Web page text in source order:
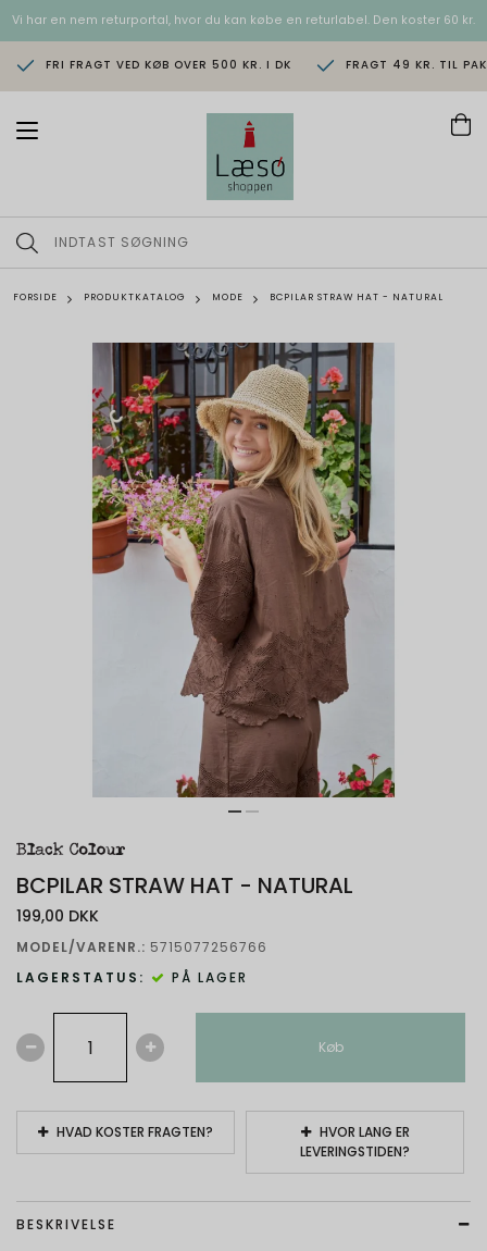
Vi har en nem returportal, hvor du kan købe en returlabel. Den koster 60 kr.
FRI FRAGT VED KØB OVER 500 KR. I DK FRAGT 49 KR. TIL
T
n
a
i
FORSIDE PRODUKTKATALOG MODE BCPILAR STRAW HAT - NATURAL
BCPILAR STRAW HAT - NATURAL
199,00 DKK
MODEL/VARENR.: 5715077256766
LAGERSTATUS:
PÅ LAGER
Køb
HVAD KOSTER FRAGTEN?
HVOR LANG ER
LEVERINGSTIDEN?
BESKRIVELSE